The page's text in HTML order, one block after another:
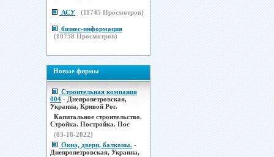
АСУ (11745 Просмотров)
бизнес-информация
(10758 Просмотров)
Новые фирмы
Строительная компания
004 - Днепропетровская,
Украина, Кривой Рог.
Капитальное строительство.
Стройка. Постройка. Пос
(03-18-2022)
Окна, двери, балконы. -
Днепропетровская, Украина,